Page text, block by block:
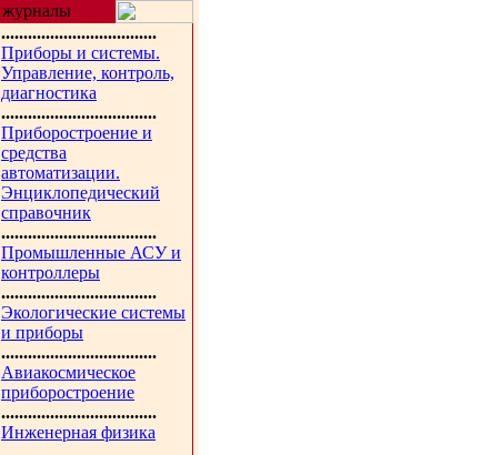
журналы
...................................
Приборы и системы.
Управление, контроль,
диагностика
...................................
Приборостроение и
средства
автоматизации.
Энциклопедический
справочник
...................................
Промышленные АСУ и
контроллеры
...................................
Экологические системы
и приборы
...................................
Авиакосмическое
приборостроение
...................................
Инженерная физика